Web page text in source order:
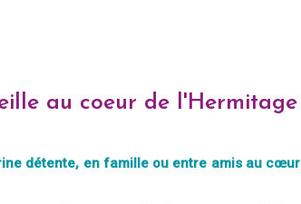
au coeur de l'Hermitage
détente, en famille ou entre amis au cœur